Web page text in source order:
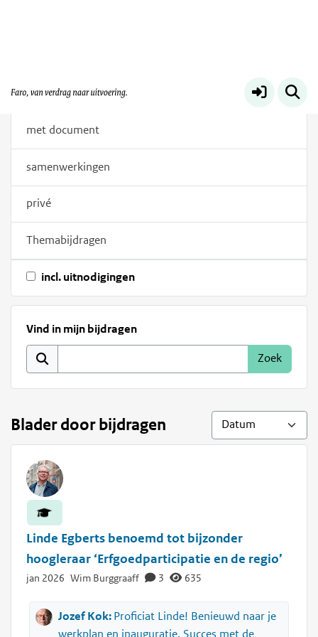
alles
met document
samenwerkingen
privé
Themabijdragen
incl. uitnodigingen
Vind in mijn bijdragen
Blader door bijdragen
Linde Egberts benoemd tot bijzonder
hoogleraar ‘Erfgoedparticipatie en de regio’
jan 2026 Wim Burggraaff 3 635
Jozef Kok: Proficiat Linde! Benieuwd naar je